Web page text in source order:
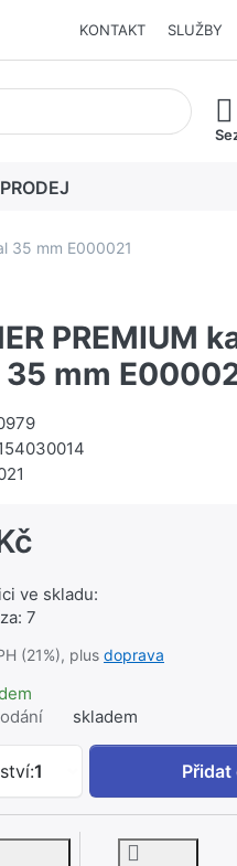
KONTAKT SLUŽBY
Stisknutím klávesy
35 mm E000021
PREMIUM
35 mm
ve skladu:
7
(21%), plus doprava
skladem
1
KREINER
Přidat